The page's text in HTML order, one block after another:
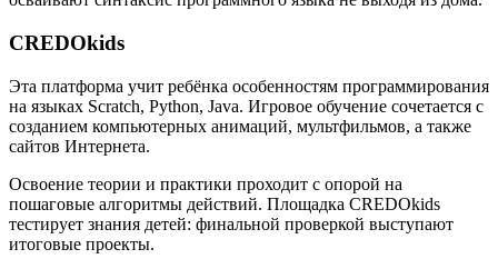
CREDOkids
Эта платформа учит ребёнка особенностям программирования
на языках Scratch, Python, Java. Игровое обучение сочетается с
созданием компьютерных анимаций, мультфильмов, а также
сайтов Интернета.
Освоение теории и практики проходит с опорой на
пошаговые алгоритмы действий. Площадка CREDOkids
тестирует знания детей: финальной проверкой выступают
итоговые проекты.